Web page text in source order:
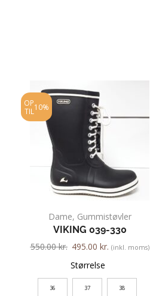
OP
TIL 10%
Dame, Gummistøvler
VIKING 039-330
550.00kr. 495.00 kr. (inkl. moms)
Størrelse
36 37 38